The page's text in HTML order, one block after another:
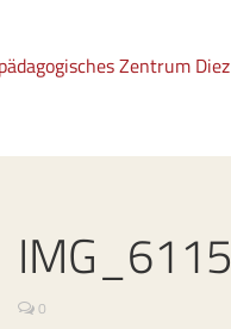
IMG_6115
0